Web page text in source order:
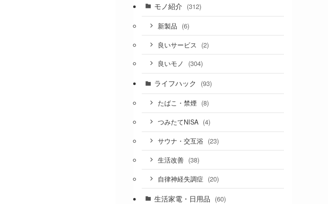
モノ紹介 (312)
新製品 (6)
良いサービス (2)
良いモノ (304)
ライフハック (93)
たばこ・禁煙 (8)
つみたてNISA (4)
サウナ・交互浴 (23)
生活改善 (38)
自律神経失調症 (20)
生活家電・日用品 (60)